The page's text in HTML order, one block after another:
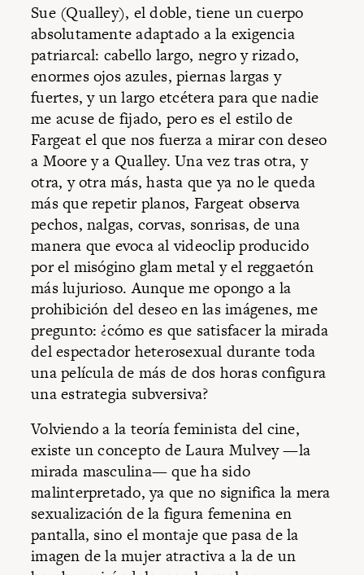
Sue (Qualley), el doble, tiene un cuerpo
absolutamente adaptado a la exigencia
patriarcal: cabello largo, negro y rizado,
enormes ojos azules, piernas largas y
fuertes, y un largo etcétera para que nadie
me acuse de fijado, pero es el estilo de
Fargeat el que nos fuerza a mirar con deseo
a Moore y a Qualley. Una vez tras otra, y
otra, y otra más, hasta que ya no le queda
más que repetir planos, Fargeat observa
pechos, nalgas, corvas, sonrisas, de una
manera que evoca al videoclip producido
por el misógino glam metal y el reggaetón
más lujurioso. Aunque me opongo a la
prohibición del deseo en las imágenes, me
pregunto: ¿cómo es que satisfacer la mirada
del espectador heterosexual durante toda
una película de más de dos horas configura
una estrategia subversiva?
Volviendo a la teoría feminista del cine,
existe un concepto de Laura Mulvey —la
mirada masculina— que ha sido
malinterpretado, ya que no significa la mera
sexualización de la figura femenina en
pantalla, sino el montaje que pasa de la
imagen de la mujer atractiva a la de un